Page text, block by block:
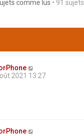
comme lus • 91 sujets
2021 13:27